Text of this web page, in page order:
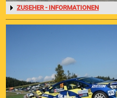
PRESSE
Akkreditierung
Programmheft
ZUSEHER - INFORMATIONEN